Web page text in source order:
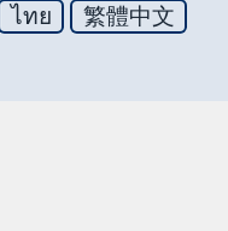
ไทย
繁體中文